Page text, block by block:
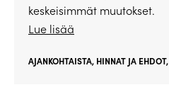
keskeisimmät muutokset.
Lue lisää
AJANKOHTAISTA, HINNAT JA EHDOT,